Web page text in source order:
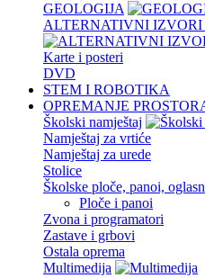
GEOLOGIJA
ALTERNATIVNI IZVORI
Karte i posteri
DVD
STEM I ROBOTIKA
OPREMANJE
Školski namještaj
Namještaj za vrtiće
Namještaj za urede
Stolice
Školske ploče, panoi,
Ploče i panoi
Zvona i programatori
Zastave i grbovi
Ostala oprema
Multimedija